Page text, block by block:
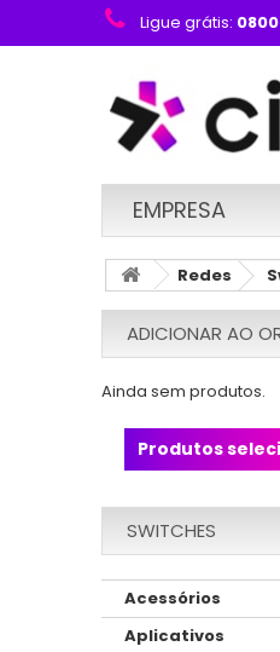
Ligue grátis:
EMPRESA
Redes
ADICIONAR AO
Ainda sem produtos.
Produtos
SWITCHES
Acessórios
Aplicativos